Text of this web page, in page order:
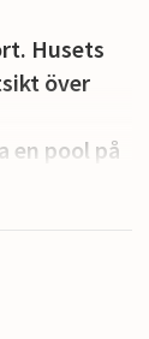
Husets
över
en pool på
för 6
från